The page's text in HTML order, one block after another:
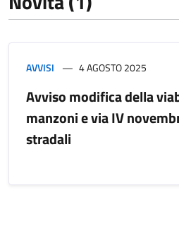
AVVISI 4 AGOSTO 2025
Avviso modifica della
manzoni e via IV
stradali